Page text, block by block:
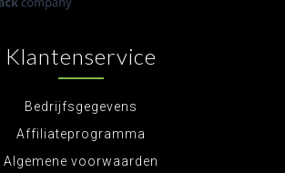
Klantenservice
Bedrijfsgegevens
Affiliateprogramma
Algemene voorwaarden